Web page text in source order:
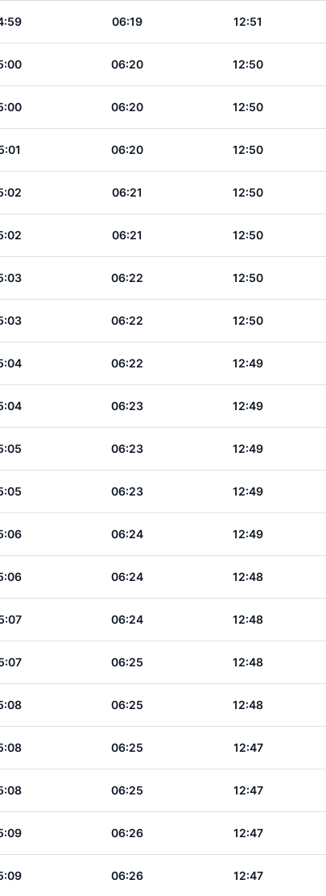
06:19 12:51
06:20 12:50
06:20 12:50
06:20 12:50
06:21 12:50
06:21 12:50
06:22 12:50
06:22 12:50
06:22 12:49
06:23 12:49
06:23 12:49
06:23 12:49
06:24 12:49
06:24 12:48
06:24 12:48
06:25 12:48
06:25 12:48
06:25 12:47
06:25 12:47
06:26 12:47
06:26 12:47